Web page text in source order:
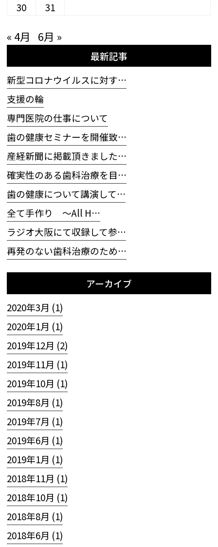
30
31
« 4月 6月 »
最新記事
新型コロナウイルスに対す…
支援の輪
専門医院の仕事について
歯の健康セミナーを開催致…
産経新聞に掲載頂きました…
確実性のある歯科治療を目…
歯の健康について講演して…
全て手作り 〜All H…
ラジオ大阪にて収録して参…
再発のない歯科治療のため…
アーカイブ
2020年3月 (1)
2020年1月 (1)
2019年12月 (2)
2019年11月 (1)
2019年10月 (1)
2019年8月 (1)
2019年7月 (1)
2019年6月 (1)
2019年1月 (1)
2018年11月 (1)
2018年10月 (1)
2018年8月 (1)
2018年6月 (1)